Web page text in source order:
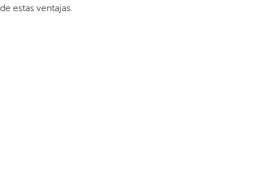
de estas ventajas.